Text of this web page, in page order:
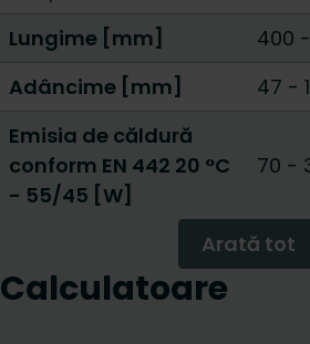
Lungime [mm]
400 -
Adâncime [mm]
47 -
Emisia de căldură
conform EN 442 20 °C
- 55/45 [W]
70 -
Arată tot
Calculatoare